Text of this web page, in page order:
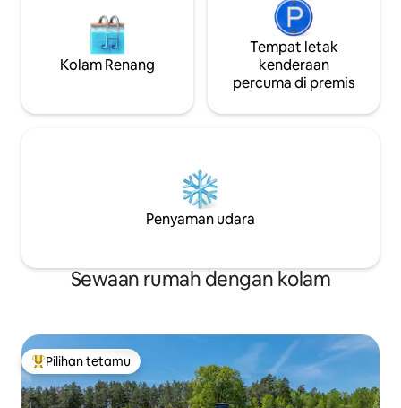
Kolam Renang
Tempat letak
kenderaan
percuma di premis
Penyaman udara
Sewaan rumah dengan kolam
Pilihan utama tetamu
Pilihan tetamu